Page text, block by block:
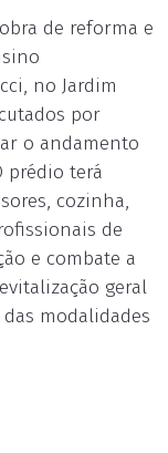
de reforma e
no Jardim
por
o andamento
prédio terá
cozinha,
de
e combate a
geral
modalidades